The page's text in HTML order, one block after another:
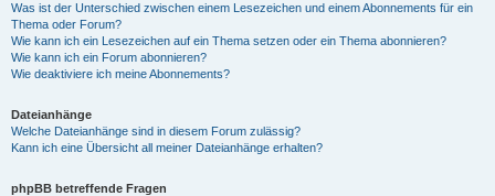
Was ist der Unterschied zwischen einem Lesezeichen und einem Abonnements für ein
Thema oder Forum?
Wie kann ich ein Lesezeichen auf ein Thema setzen oder ein Thema abonnieren?
Wie kann ich ein Forum abonnieren?
Wie deaktiviere ich meine Abonnements?
Dateianhänge
Welche Dateianhänge sind in diesem Forum zulässig?
Kann ich eine Übersicht all meiner Dateianhänge erhalten?
phpBB betreffende Fragen